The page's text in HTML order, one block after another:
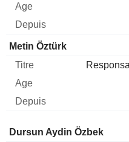
Metin Öztürk
Administrateur Titre Age
Dursun Aydin Özbek